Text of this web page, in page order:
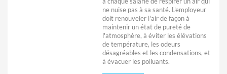
ne nuise pas à sa santé. L'employeur
doit renouveler l'air de façon à
maintenir un état de pureté de
l'atmosphère, à éviter les élévations
de température, les odeurs
désagréables et les condensations, et
à évacuer les polluants.